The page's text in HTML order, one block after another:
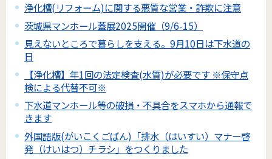
浄化槽(リフォーム)に関する悪質な営業・詐欺に注意
茨城県マンホール蓋展2025開催（9/6-15）
見えないところで暮らしを支える。9月10日は下水道の
日
【浄化槽】年1回の法定検査(水質)が必要です ※保守点
検による代替不可※
下水道マンホール等の破損・不具合をスマホから通報で
きます
外国語版(がいこくごばん)「排水（はいすい）マナー啓
発（けいはつ）チラシ」をつくりました